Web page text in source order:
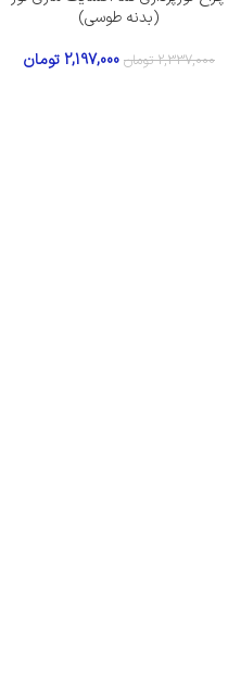
(بدنه طوسی)
2,337,000 تومان 2,197,000تومان